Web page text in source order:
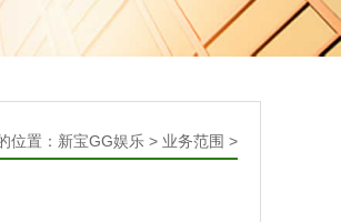
位置： 新宝GG娱乐 > 业务范围 >